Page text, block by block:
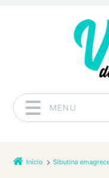
MENU
Início Sibutina